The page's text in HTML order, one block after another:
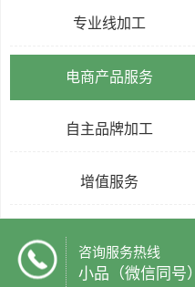
专业线加工
电商产品服务
自主品牌加工
增值服务
咨询服务热线
小品（微信同号）